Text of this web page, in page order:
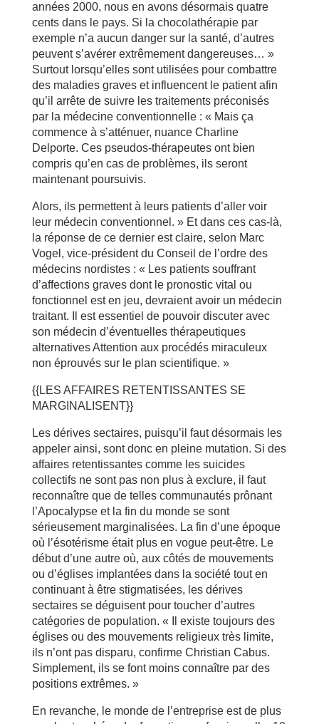
années 2000, nous en avons désormais quatre
cents dans le pays. Si la chocolathérapie par
exemple n’a aucun danger sur la santé, d’autres
peuvent s’avérer extrêmement dangereuses… »
Surtout lorsqu’elles sont utilisées pour combattre
des maladies graves et influencent le patient afin
qu’il arrête de suivre les traitements préconisés
par la médecine conventionnelle : « Mais ça
commence à s’atténuer, nuance Charline
Delporte. Ces pseudos-thérapeutes ont bien
compris qu’en cas de problèmes, ils seront
maintenant poursuivis.
Alors, ils permettent à leurs patients d’aller voir
leur médecin conventionnel. » Et dans ces cas-là,
la réponse de ce dernier est claire, selon Marc
Vogel, vice-président du Conseil de l’ordre des
médecins nordistes : « Les patients souffrant
d’affections graves dont le pronostic vital ou
fonctionnel est en jeu, devraient avoir un médecin
traitant. Il est essentiel de pouvoir discuter avec
son médecin d’éventuelles thérapeutiques
alternatives Attention aux procédés miraculeux
non éprouvés sur le plan scientifique. »
{{LES AFFAIRES RETENTISSANTES SE
MARGINALISENT}}
Les dérives sectaires, puisqu’il faut désormais les
appeler ainsi, sont donc en pleine mutation. Si des
affaires retentissantes comme les suicides
collectifs ne sont pas non plus à exclure, il faut
reconnaître que de telles communautés prônant
l’Apocalypse et la fin du monde se sont
sérieusement marginalisées. La fin d’une époque
où l’ésotérisme était plus en vogue peut-être. Le
début d’une autre où, aux côtés de mouvements
ou d’églises implantées dans la société tout en
continuant à être stigmatisées, les dérives
sectaires se déguisent pour toucher d’autres
catégories de population. « Il existe toujours des
églises ou des mouvements religieux très limite,
ils n’ont pas disparu, confirme Christian Cabus.
Simplement, ils se font moins connaître par des
positions extrêmes. »
En revanche, le monde de l’entreprise est de plus